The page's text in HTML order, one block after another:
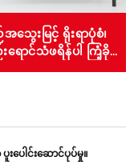
ေးမြင့် ရိုးရာပုံစံ၊
ောင်သံဖရိန်ပါ ကြံ့ခိုင်
အသက်ရှင်သူများ၊
ဖြစ်သော Bunk
ပေါင်းဆောင်ပုပ်မှု။